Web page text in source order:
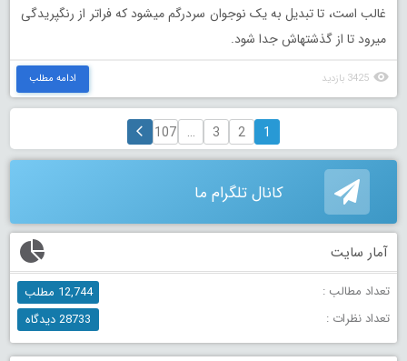
غالب است، تا تبدیل به یک نوجوان سردرگم میشود که فراتر از رنگپریدگی
میرود تا از گذشتهاش جدا شود.
3425 بازدید ادامه مطلب
1
2
3
…
107
کانال تلگرام ما
آمار سایت
تعداد مطالب :
12,744 مطلب
تعداد نظرات :
28733 دیدگاه